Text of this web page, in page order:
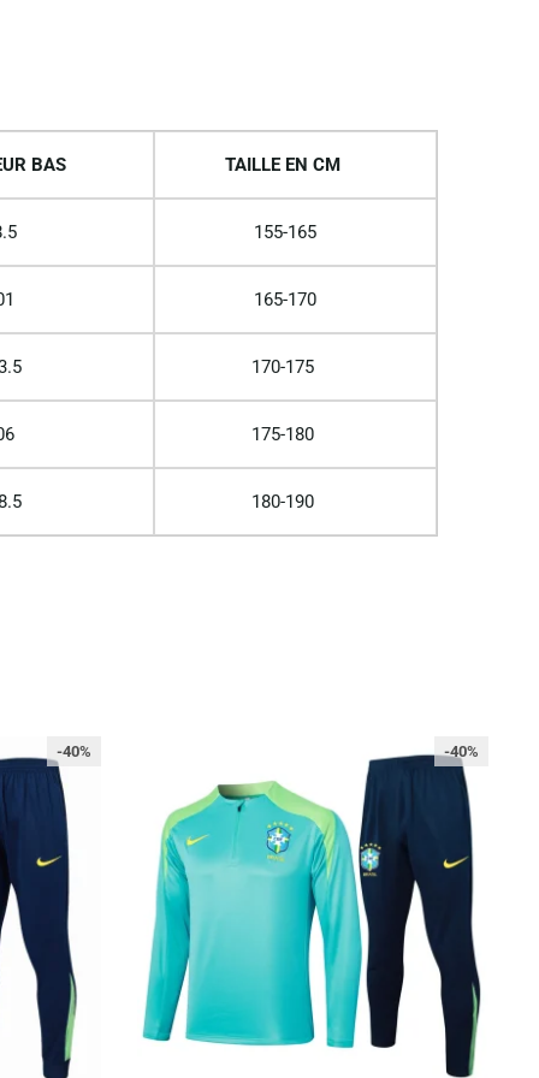
BAS TAILLE EN CM
155-165
165-170
170-175
175-180
180-190
-40% -40%